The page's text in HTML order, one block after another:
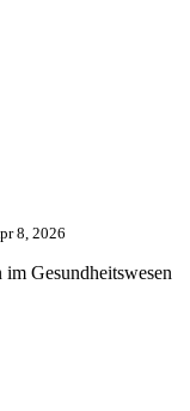
8, 2026
Gesundheitswesen